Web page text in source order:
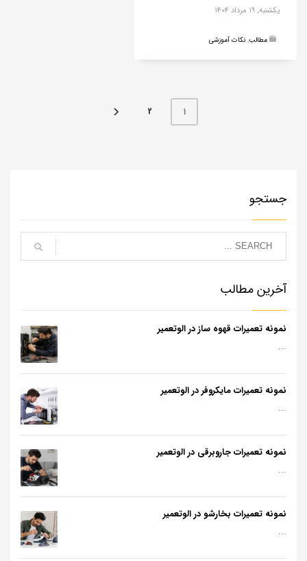
یکشنبه, ۱۹ مرداد ۱۴۰۴
مطالب, نکات آموزشی
1
2
جستجو
آخرین مطالب
نمونه تعمیرات قهوه ساز در الوتعمیر
...
نمونه تعمیرات مایکروفر در الوتعمیر
...
نمونه تعمیرات جاروبرقی در الوتعمیر
...
نمونه تعمیرات بخارشو در الوتعمیر
...